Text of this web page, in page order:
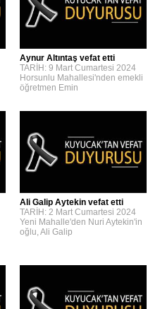
Aynur Altıntaş vefat etti
TARİH: 9 Mart Cumartesi 2024
Horsunlu Mahallesi'nden emekli
öğretmen Emin
Ali Galip Aytekin vefat etti
TARİH: 2 Mart Cumartesi 2024
Yeni Mahalle'den Nuri Aytekin'in
oğlu, Ali Galip